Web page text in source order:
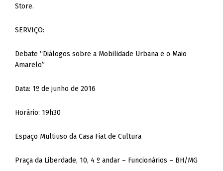
Store.
SERVIÇO:
Debate “Diálogos sobre a Mobilidade Urbana e o Maio
Amarelo”
Data: 1º de junho de 2016
Horário: 19h30
Espaço Multiuso da Casa Fiat de Cultura
Praça da Liberdade, 10, 4 º andar – Funcionários – BH/MG